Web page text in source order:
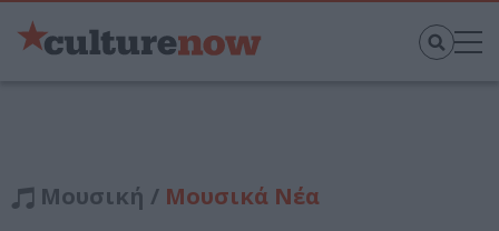
Μουσική / Μουσικά Νέα